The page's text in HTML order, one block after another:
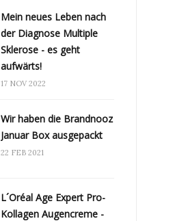
Mein neues Leben nach
der Diagnose Multiple
Sklerose - es geht
aufwärts!
17 NOV 2022
Wir haben die Brandnooz
Januar Box ausgepackt
22 FEB 2021
L´Oréal Age Expert Pro-
Kollagen Augencreme -